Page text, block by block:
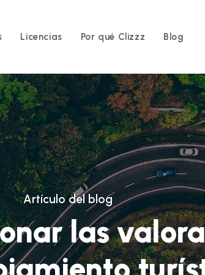
Licencias Por qué Clizzz Blog
Artículo del blog
las